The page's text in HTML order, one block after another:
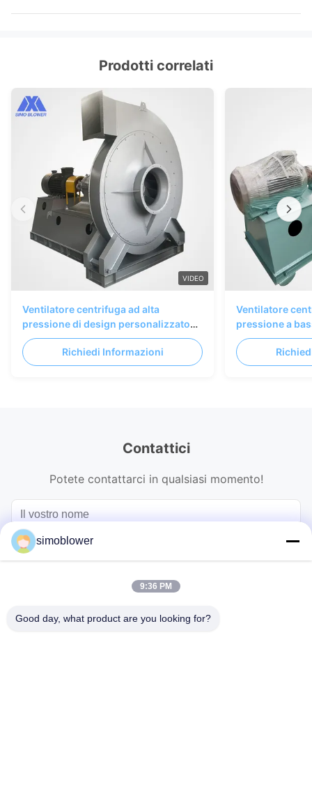
Prodotti correlati
VIDEO
Ventilatore centrifuga ad alta
pressione di design personalizzato
per la resistenza alle alte temperature
e il trasporto di gas energeticamente
efficiente
Richiedi Informazioni
Ventilatore
pressione a
trasporto di
Contattici
Potete contattarci in qualsiasi momento!
simoblower
9:36 PM
Good day, what product are you looking for?